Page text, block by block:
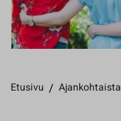
Etusivu / Ajankohtaista